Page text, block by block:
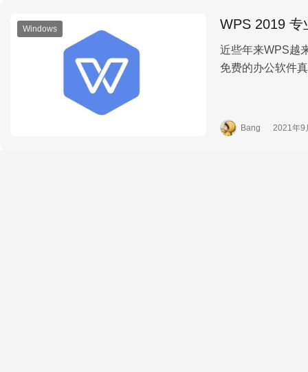
Windows WPS 2019 专
近些年来WPS越
免费的办公软件
Bang 2021年9